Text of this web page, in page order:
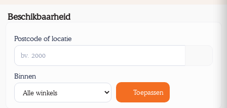
Beschikbaarheid
Postcode of locatie
Binnen
Toepassen